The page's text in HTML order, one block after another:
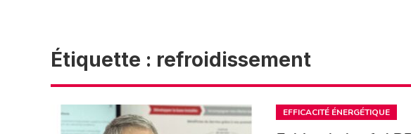
Étiquette : refroidissement
EFFICACITÉ ÉNERGÉTIQUE